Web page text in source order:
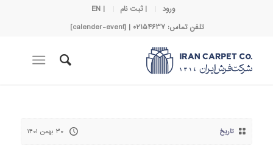
ورود | ثبت نام
| EN
تلفن تماس: 02154637 | [calender-event]
تاریخ ۳۰ بهمن ۱۴۰۱